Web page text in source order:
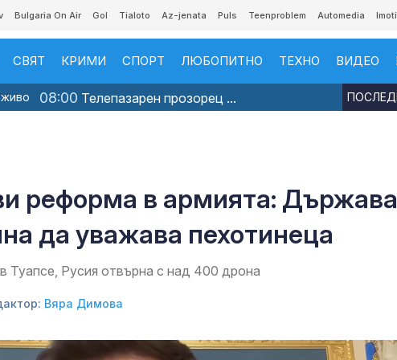
Bulgaria On Air Gol Tialoto Az-jenata Puls Teenproblem Automedia
СВЯТ КРИМИ СПОРТ ЛЮБОПИТНО ТЕХНО ВИДЕО
08:00 Телепазарен прозорец ...
реформа в армията:
да уважава пехотинеца
Туапсе, Русия отвърна с над 400 дрона
Вяра Димова